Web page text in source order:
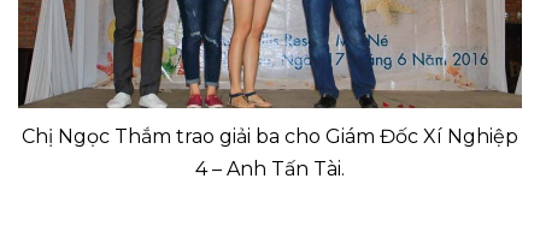
Chị Ngọc Thắm trao giải ba cho Giám Đốc Xí Nghiệp
4 – Anh Tấn Tài.